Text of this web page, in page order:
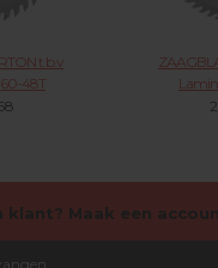
t.b.v
48T
klant? Maak een